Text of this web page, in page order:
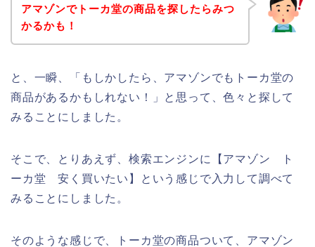
アマゾンでトーカ堂の商品を探したらみつ
かるかも！
と、一瞬、「もしかしたら、アマゾンでもトーカ堂の
商品があるかもしれない！」と思って、色々と探して
みることにしました。
そこで、とりあえず、検索エンジンに【アマゾン ト
ーカ堂 安く買いたい】という感じで入力して調べて
みることにしました。
そのような感じで、トーカ堂の商品ついて、アマゾン